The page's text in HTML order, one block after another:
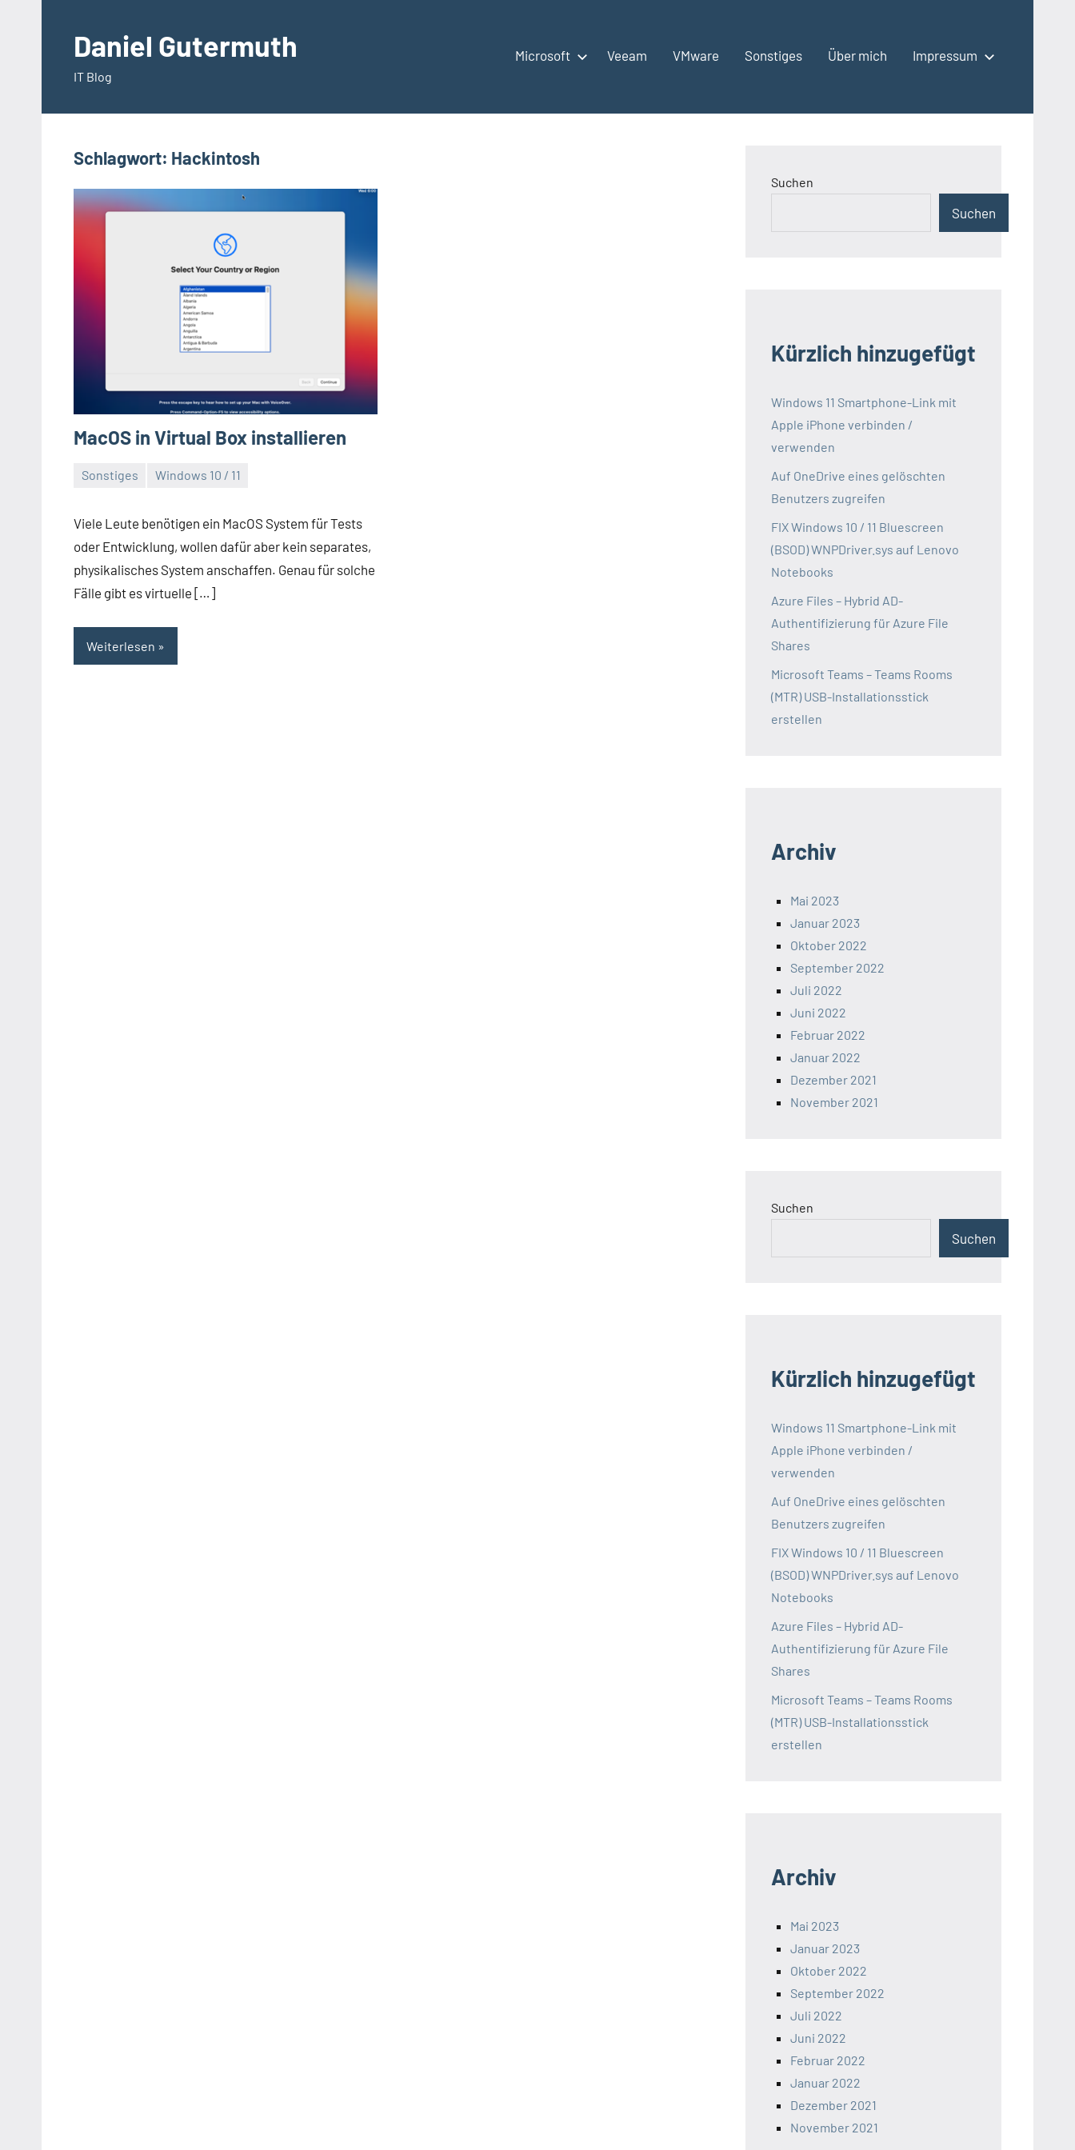
springenDaniel Gutermuth
IT Blog
Microsoft Veeam VMware Sonstiges Über mich Impressum
Schlagwort: Hackintosh
MacOS in Virtual Box installieren
Sonstiges Windows 10 / 11
Dezember
2021
Viele Leute benötigen ein MacOS System für Tests
oder Entwicklung, wollen dafür aber kein separates,
physikalisches System anschaffen. Genau für solche
Fälle gibt es virtuelle […]
Weiterlesen
Suchen
Suchen
Kürzlich hinzugefügt
Windows 11 Smartphone-Link mit
Apple iPhone verbinden /
verwenden
Auf OneDrive eines gelöschten
Benutzers zugreifen
FIX Windows 10 / 11 Bluescreen
(BSOD) WNPDriver.sys auf Lenovo
Notebooks
Azure Files – Hybrid AD-
Authentifizierung für Azure File
Shares
Microsoft Teams – Teams Rooms
(MTR) USB-Installationsstick
erstellen
Archiv
Mai 2023
Januar 2023
Oktober 2022
September 2022
Juli 2022
Juni 2022
Februar 2022
Januar 2022
Dezember 2021
November 2021
Suchen
Suchen
Kürzlich hinzugefügt
Windows 11 Smartphone-Link mit
Apple iPhone verbinden /
verwenden
Auf OneDrive eines gelöschten
Benutzers zugreifen
FIX Windows 10 / 11 Bluescreen
(BSOD) WNPDriver.sys auf Lenovo
Notebooks
Azure Files – Hybrid AD-
Authentifizierung für Azure File
Shares
Microsoft Teams – Teams Rooms
(MTR) USB-Installationsstick
erstellen
Archiv
Mai 2023
Januar 2023
Oktober 2022
September 2022
Juli 2022
Juni 2022
Februar 2022
Januar 2022
Dezember 2021
November 2021